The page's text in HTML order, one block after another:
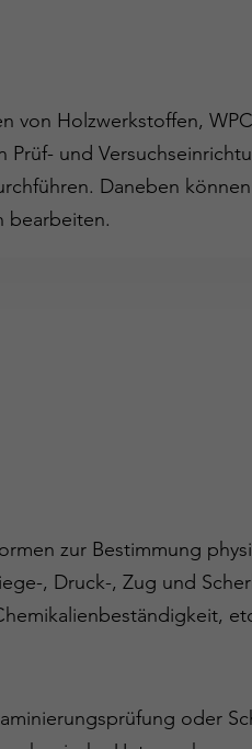
Holzwerkstoffen,
und
Daneben
bearbeiten.
zur Bestimmung
, Druck-, Zug und
oder